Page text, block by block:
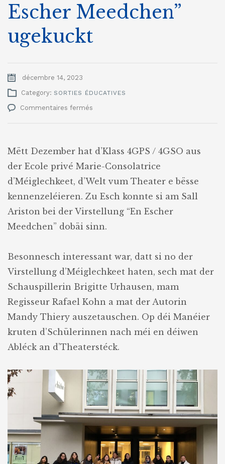
Escher Meedchen”
ugekuckt
décembre 14, 2023
Category: SORTIES ÉDUCATIVES
Commentaires fermés
sech
“En
Escher
ugekuckt
Mëtt Dezember hat d’Klass 4GPS / 4GSO aus
der Ecole privé Marie-Consolatrice
d’Méiglechkeet, d’Welt vum Theater e bësse
kennenzeléieren. Zu Esch konnte si am Sall
Ariston bei der Virstellung “En Escher
Meedchen” dobäi sinn.
Besonnesch interessant war, datt si no der
Virstellung d’Méiglechkeet haten, sech mat der
Schauspillerin Brigitte Urhausen, mam
Regisseur Rafael Kohn a mat der Autorin
Mandy Thiery auszetauschen. Op déi Manéier
kruten d’Schülerinnen nach méi en déiwen
Abléck an d’Theaterstéck.